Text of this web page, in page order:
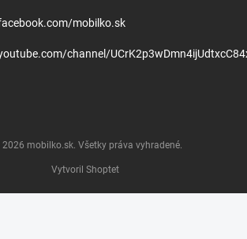
mobilko.sk
channel/
Vytvoril Shoptet
2026 mobilko.sk. Všetky práva vyhradené.